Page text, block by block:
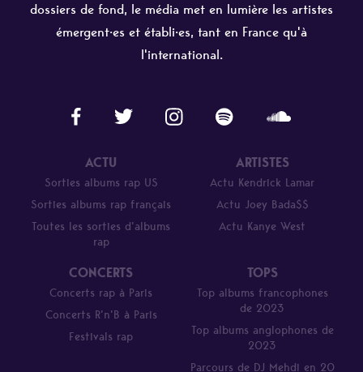
dossiers de fond, le média met en lumière les artistes
émergent·es et établi·es, tant en France qu'à
l'international.
ACTU
Sorties albums rap US
Sorties albums rap français
Toutes les sorties d’albums
rap
ARTISTES
Actu Kendrick Lamar
Actu Joey Bada$$
Actu Kanye West
CONCERTS
Concerts rap à Paris
Concerts R’n’B à Paris
Festivals rap
TOPS
Top albums francophones
de 2023
Top albums anglophones de
2023
Parcours de DJ Mehdi en 20